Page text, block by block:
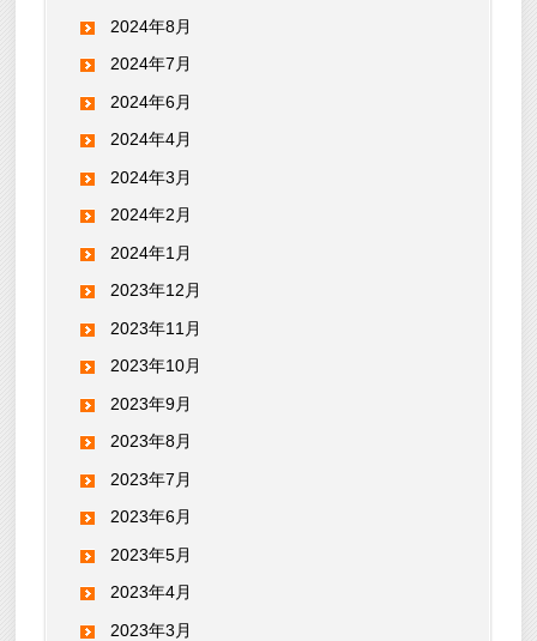
2024年8月
2024年7月
2024年6月
2024年4月
2024年3月
2024年2月
2024年1月
2023年12月
2023年11月
2023年10月
2023年9月
2023年8月
2023年7月
2023年6月
2023年5月
2023年4月
2023年3月